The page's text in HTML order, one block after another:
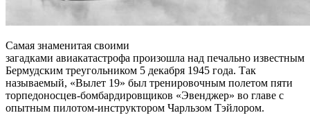
Самая знаменитая своими
загадками авиакатастрофа произошла над печально известным
Бермудским треугольником 5 декабря 1945 года. Так
называемый, «Вылет 19» был тренировочным полетом пяти
торпедоносцев-бомбардировщиков «Эвенджер» во главе с
опытным пилотом-инструктором Чарльзом Тэйлором.